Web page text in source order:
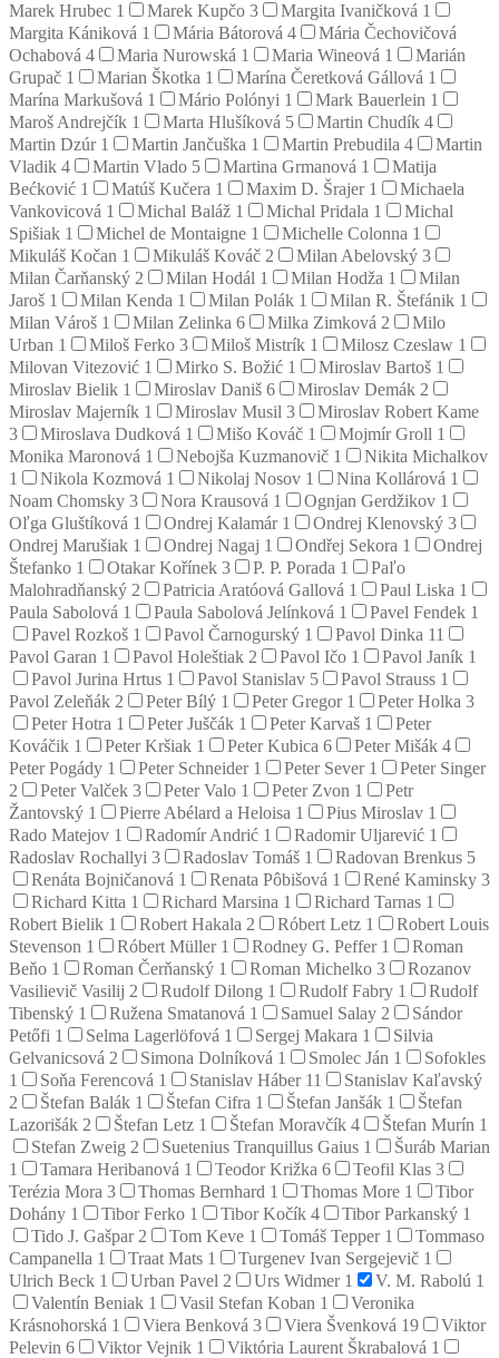
Marek Hrubec 1 Marek Kupčo 3 Margita Ivaničková 1
Margita Kániková 1 Mária Bátorová 4
Mária Čechovičová
Ochabová 4 Maria Nurowská 1 Maria Wineová 1
Marián
Grupač 1 Marian Škotka 1 Marína Čeretková Gállová 1
Marína Markušová 1 Mário Polónyi 1 Mark Bauerlein 1
Maroš Andrejčík 1 Marta Hlušíková 5 Martin Chudík 4
Martin Dzúr 1 Martin Jančuška 1 Martin Prebudila 4
Martin
Vladik 4 Martin Vlado 5 Martina Grmanová 1
Matija
Bećković 1 Matúš Kučera 1 Maxim D. Šrajer 1
Michaela
Vankovicová 1 Michal Baláž 1 Michal Pridala 1
Michal
Spišiak 1 Michel de Montaigne 1 Michelle Colonna 1
Mikuláš Kočan 1 Mikuláš Kováč 2 Milan Abelovský 3
Milan Čarňanský 2 Milan Hodál 1 Milan Hodža 1
Milan
Jaroš 1 Milan Kenda 1 Milan Polák 1 Milan R. Štefánik 1
Milan Vároš 1 Milan Zelinka 6 Milka Zimková 2
Milo
Urban 1 Miloš Ferko 3 Miloš Mistrík 1 Milosz Czeslaw 1
Milovan Vitezović 1 Mirko S. Božić 1 Miroslav Bartoš 1
Miroslav Bielik 1 Miroslav Daniš 6 Miroslav Demák 2
Miroslav Majerník 1 Miroslav Musil 3
Miroslav Robert Kame
3
Miroslava Dudková 1 Mišo Kováč 1 Mojmír Groll 1
Monika Maronová 1 Nebojša Kuzmanovič 1
Nikita Michalkov
1
Nikola Kozmová 1 Nikolaj Nosov 1 Nina Kollárová 1
Noam Chomsky 3 Nora Krausová 1 Ognjan Gerdžikov 1
Oľga Gluštíková 1 Ondrej Kalamár 1 Ondrej Klenovský 3
Ondrej Marušiak 1 Ondrej Nagaj 1 Ondřej Sekora 1
Ondrej
Štefanko 1 Otakar Kořínek 3 P. P. Porada 1
Paľo
Malohradňanský 2 Patricia Aratóová Gallová 1 Paul Liska 1
Paula Sabolová 1 Paula Sabolová Jelínková 1 Pavel Fendek 1
Pavel Rozkoš 1 Pavol Čarnogurský 1 Pavol Dinka 11
Pavol Garan 1 Pavol Holeštiak 2 Pavol Ičo 1 Pavol Janík 1
Pavol Jurina Hrtus 1 Pavol Stanislav 5 Pavol Strauss 1
Pavol Zeleňák 2 Peter Bílý 1 Peter Gregor 1 Peter Holka 3
Peter Hotra 1 Peter Juščák 1 Peter Karvaš 1
Peter
Kováčik 1 Peter Kršiak 1 Peter Kubica 6 Peter Mišák 4
Peter Pogády 1 Peter Schneider 1 Peter Sever 1
Peter Singer
2
Peter Valček 3 Peter Valo 1 Peter Zvon 1
Petr
Žantovský 1 Pierre Abélard a Heloisa 1 Pius Miroslav 1
Rado Matejov 1 Radomír Andrić 1 Radomir Uljarević 1
Radoslav Rochallyi 3 Radoslav Tomáš 1 Radovan Brenkus 5
Renáta Bojničanová 1 Renata Pôbišová 1 René Kaminsky 3
Richard Kitta 1 Richard Marsina 1 Richard Tarnas 1
Robert Bielik 1 Robert Hakala 2 Róbert Letz 1
Robert Louis
Stevenson 1 Róbert Müller 1 Rodney G. Peffer 1
Roman
Beňo 1 Roman Čerňanský 1 Roman Michelko 3
Rozanov
Vasilievič Vasilij 2 Rudolf Dilong 1 Rudolf Fabry 1
Rudolf
Tibenský 1 Ružena Smatanová 1 Samuel Salay 2
Sándor
Petőfi 1 Selma Lagerlöfová 1 Sergej Makara 1
Silvia
Gelvanicsová 2 Simona Dolníková 1 Smolec Ján 1
Sofokles
1
Soňa Ferencová 1 Stanislav Háber 11
Stanislav Kaľavský
2
Štefan Balák 1 Štefan Cifra 1 Štefan Janšák 1
Štefan
Lazorišák 2 Štefan Letz 1 Štefan Moravčík 4 Štefan Murín 1
Stefan Zweig 2 Suetenius Tranquillus Gaius 1
Šuráb Marian
1
Tamara Heribanová 1 Teodor Križka 6 Teofil Klas 3
Terézia Mora 3 Thomas Bernhard 1 Thomas More 1
Tibor
Dohány 1 Tibor Ferko 1 Tibor Kočík 4 Tibor Parkanský 1
Tido J. Gašpar 2 Tom Keve 1 Tomáš Tepper 1
Tommaso
Campanella 1 Traat Mats 1 Turgenev Ivan Sergejevič 1
Ulrich Beck 1 Urban Pavel 2 Urs Widmer 1 V. M. Rabolú 1
Valentín Beniak 1 Vasil Stefan Koban 1
Veronika
Krásnohorská 1 Viera Benková 3 Viera Švenková 19
Viktor
Pelevin 6 Viktor Vejnik 1 Viktória Laurent Škrabalová 1